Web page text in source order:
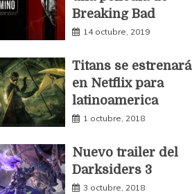
b
o
o
a
g
r
m
t
r
Breaking Bad
14 octubre, 2019
Titans se estrenará
en Netflix para
latinoamerica
1 octubre, 2018
Nuevo trailer del
Darksiders 3
3 octubre, 2018